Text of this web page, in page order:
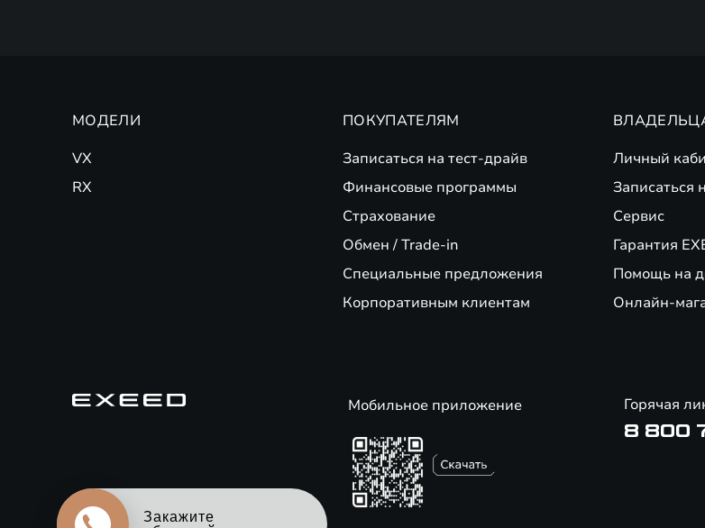
МОДЕЛИ
VX
RX
ПОКУПАТЕЛЯМ
Записаться на тест-драйв
Финансовые программы
Страхование
Обмен / Trade-in
Специальные предложения
Корпоративным клиентам
Личный
Записаться
Сервис
Гарантия
Помощь на
Онлайн-
Мобильное приложение Горячая
8 800
Оцените свой авто